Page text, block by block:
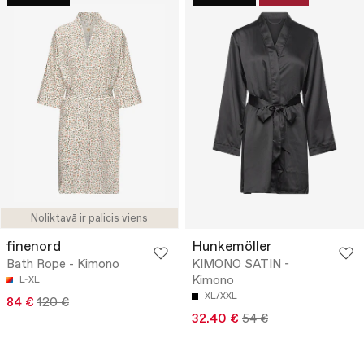
Noliktavā ir palicis viens
finenord
Bath Rope - Kimono
L-XL
84 € 120 €
Hunkemöller
KIMONO SATIN -
Kimono
XL/XXL
32.40 € 54 €